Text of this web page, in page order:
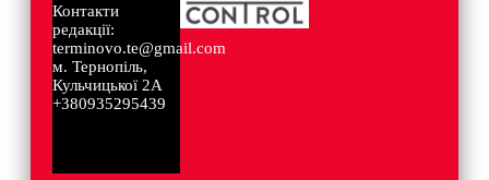
Контакти
редакції:
terminovo.te@gmail.com
м. Тернопіль,
Кульчицької 2А
+380935295439